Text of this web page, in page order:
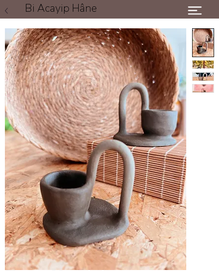
Bi Acayip Hâne